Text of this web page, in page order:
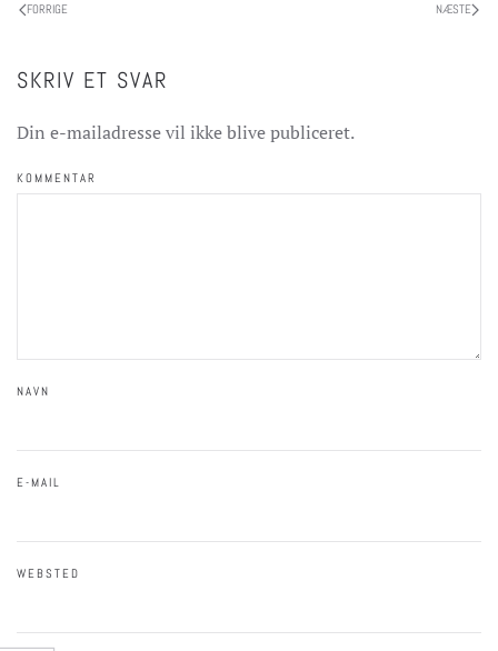
FORRIGE NÆSTE
SKRIV ET SVAR
Din e-mailadresse vil ikke blive publiceret.
KOMMENTAR
NAVN
E-MAIL
WEBSTED